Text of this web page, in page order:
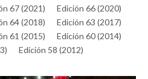
67 (2021)
Edición 66 (2020)
64 (2018)
Edición 63 (2017)
61 (2015)
Edición 60 (2014)
Edición 58 (2012)